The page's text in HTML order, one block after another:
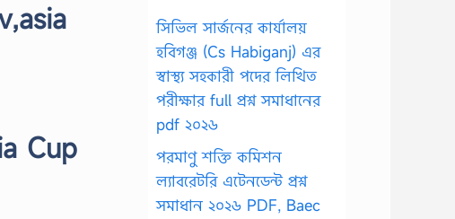
Cup
সিভিল সার্জনের কার্যালয়
হবিগঞ্জ (Cs Habiganj) এর
স্বাস্থ্য সহকারী পদের লিখিত
পরীক্ষার full প্রশ্ন সমাধানের
pdf ২০২৬
পরমাণু শক্তি কমিশন
ল্যাবরেটরি এটেনডেন্ট প্রশ্ন
সমাধান ২০২৬ PDF, Baec